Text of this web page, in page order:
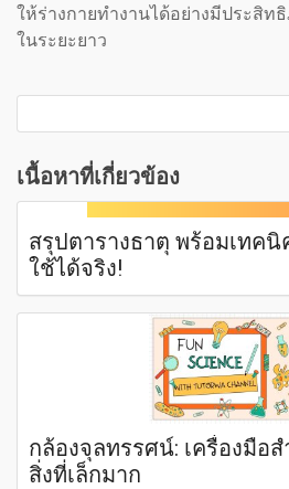
ให้ร่างกายทำงานได้อย่างมีประสิท
ในระยะยาว
เนื้อหาที่เกี่ยวข้อง
สรุปตารางธาตุ พร้อมเทค
ใช้ได้จริง!
กล้องจุลทรรศน์: เครื่องมือ
สิ่งที่เล็กมาก